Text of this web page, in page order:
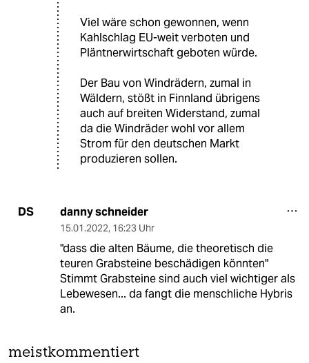
Viel wäre schon gewonnen, wenn
Kahlschlag EU-weit verboten und
Pläntnerwirtschaft geboten würde.
Der Bau von Windrädern, zumal in
Wäldern, stößt in Finnland übrigens
auch auf breiten Widerstand, zumal
da die Windräder wohl vor allem
Strom für den deutschen Markt
produzieren sollen.
DS danny schneider
15.01.2022, 16:23 Uhr
"dass die alten Bäume, die theoretisch die
teuren Grabsteine beschädigen könnten"
Stimmt Grabsteine sind auch viel wichtiger als
Lebewesen... da fangt die menschliche Hybris
an.
meistkommentiert